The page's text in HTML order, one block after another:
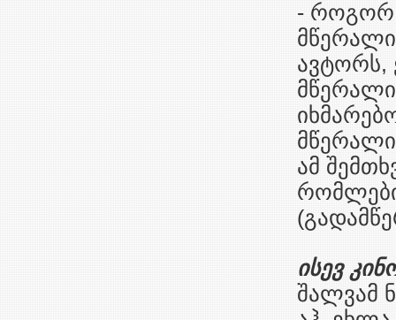
- როგორ
ავტორს,
მწერალი
ამ
ისევ
შალვამ